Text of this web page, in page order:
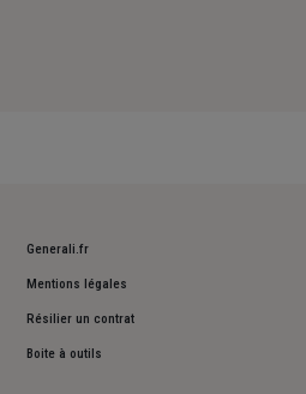
Generali.fr
Mentions légales
Résilier un contrat
Boite à outils